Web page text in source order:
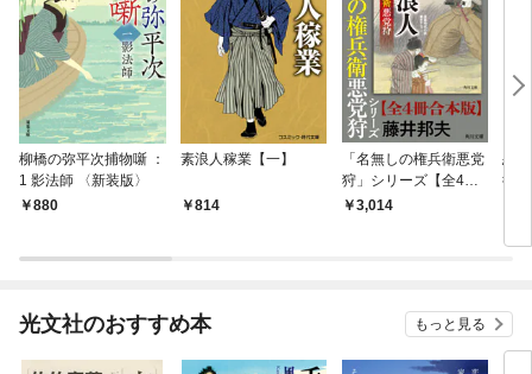
柳橋の弥平次捕物噺 ：
1 影法師 〈新装版〉
880
素浪人稼業【一】
814
「名無しの権兵衛悪党
狩」シリーズ【全4冊
合本版】
3,014
恋
御
光文社のおすすめ本 もっと見る